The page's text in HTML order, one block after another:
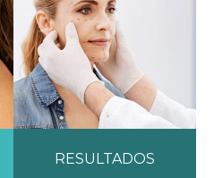
RESULTADOS